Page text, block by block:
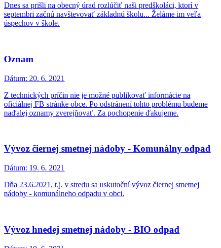
Dnes sa prišli na obecný úrad rozlúčiť naši predškoláci, ktorí v
septembri začnú navštevovať základnú školu... Želáme im veľa
úspechov v škole.
Oznam
Dátum: 20. 6. 2021
Z technických príčin nie je možné publikovať informácie na
oficiálnej FB stránke obce. Po odstránení tohto problému budeme
naďalej oznamy zverejňovať. Za pochopenie ďakujeme.
Vývoz čiernej smetnej nádoby - Komunálny odpad
Dátum: 19. 6. 2021
Dňa 23.6.2021, t.j. v stredu sa uskutoční vývoz čiernej smetnej
nádoby - komunálneho odpadu v obci.
Vývoz hnedej smetnej nádoby - BIO odpad